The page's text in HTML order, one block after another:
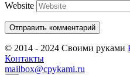
Website
© 2014 - 2024 Своими руками
Контакты
mailbox@cpykami.ru